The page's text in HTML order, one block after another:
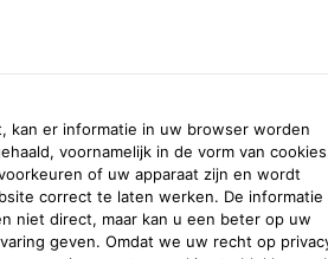
kan er informatie in uw browser worden
voornamelijk in de vorm van
of uw apparaat zijn en wordt
correct te laten werken. De informatie
niet direct, maar kan u een beter op uw
geven. Omdat we uw recht op